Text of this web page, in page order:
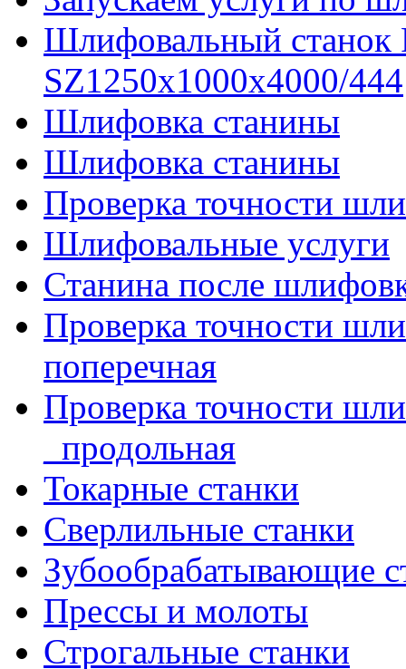
Шлифовальный
SZ1250x1000x4000/444
Шлифовка станины
Шлифовка станины
Проверка точности
Шлифовальные услуги
Станина после
Проверка точности
поперечная
Проверка точности
_продольная
Токарные станки
Сверлильные станки
Зубообрабатывающие
Прессы и молоты
Строгальные станки